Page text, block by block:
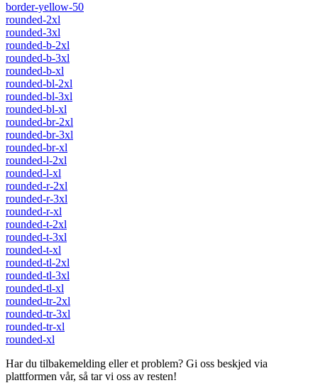
border-yellow-50
rounded-2xl
rounded-3xl
rounded-b-2xl
rounded-b-3xl
rounded-b-xl
rounded-bl-2xl
rounded-bl-3xl
rounded-bl-xl
rounded-br-2xl
rounded-br-3xl
rounded-br-xl
rounded-l-2xl
rounded-l-xl
rounded-r-2xl
rounded-r-3xl
rounded-r-xl
rounded-t-2xl
rounded-t-3xl
rounded-t-xl
rounded-tl-2xl
rounded-tl-3xl
rounded-tl-xl
rounded-tr-2xl
rounded-tr-3xl
rounded-tr-xl
rounded-xl
Har du tilbakemelding eller et problem? Gi oss beskjed via
plattformen vår, så tar vi oss av resten!